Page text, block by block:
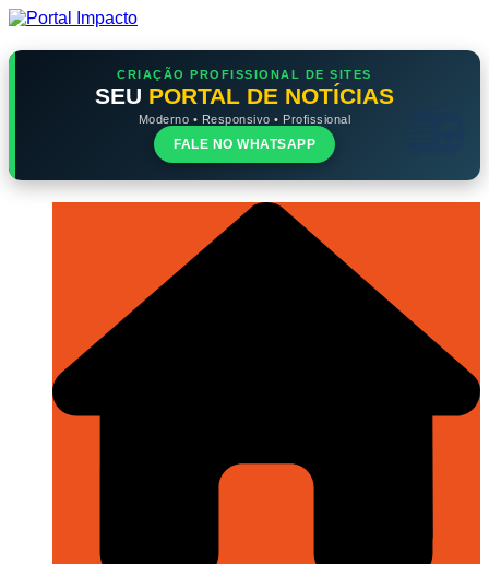
Ir
o
CRIAÇÃO PROFISSIONAL DE SITES
SEU PORTAL DE NOTÍCIAS
Moderno • Responsivo • Profissional
FALE NO WHATSAPP